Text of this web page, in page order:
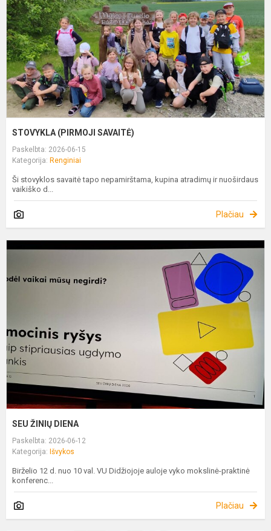
STOVYKLA (PIRMOJI SAVAITĖ)
Paskelbta: 2026-06-15
Kategorija: Renginiai
Ši stovyklos savaitė tapo nepamirštama, kupina atradimų ir nuoširdaus
vaikiško d...
Plačiau
SEU ŽINIŲ DIENA
Paskelbta: 2026-06-12
Kategorija: Išvykos
Birželio 12 d. nuo 10 val. VU Didžiojoje auloje vyko mokslinė-praktinė
konferenc...
Plačiau